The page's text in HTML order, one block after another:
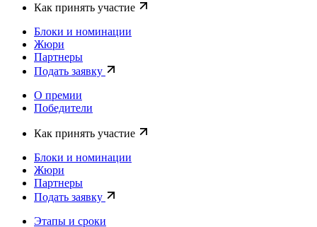
Как принять участие
Блоки и номинации
Жюри
Партнеры
Подать заявку
О премии
Победители
Как принять участие
Блоки и номинации
Жюри
Партнеры
Подать заявку
Этапы и сроки